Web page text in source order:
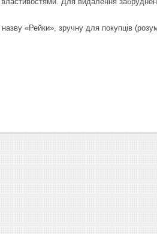
«Рейки», зручну для покупців